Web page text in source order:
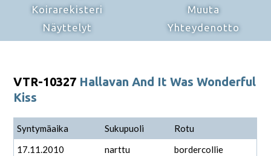
Koirarekisteri
Näyttelyt
Muuta
Yhteydenotto
VTR-10327 Hallavan And It Was Wonderful
Kiss
Syntymäaika Sukupuoli
Rotu
17.11.2010
narttu
bordercollie